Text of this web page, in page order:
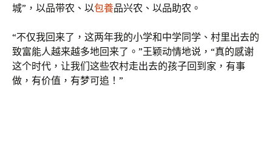
城”，以品带农、以包養品兴农、以品助农。
“不仅我回来了，这两年我的小学和中学同学、村里出去的
致富能人越来越多地回来了。”王颖动情地说，“真的感谢
这个时代，让我们这些农村走出去的孩子回到家，有事
做，有价值，有梦可追！”